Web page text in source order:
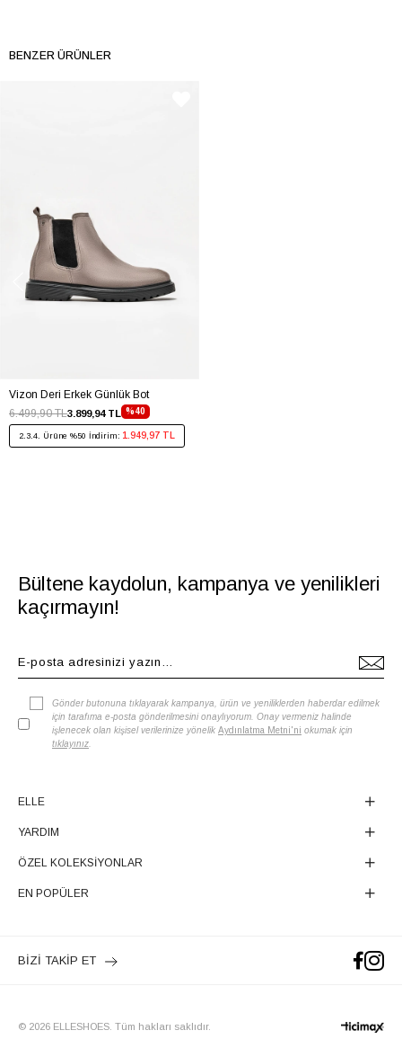
BENZER ÜRÜNLER
Vizon Deri Erkek Günlük Bot
%40
3.899,94 TL
6.499,90 TL
2.3.4. Ürüne %50 İndirim: 1.949,97 TL
Bültene kaydolun, kampanya ve yenilikleri
kaçırmayın!
Gönder butonuna tıklayarak kampanya, ürün ve yeniliklerden haberdar edilmek
için tarafıma e-posta gönderilmesini onaylıyorum. Onay vermeniz halinde
işlenecek olan kişisel verilerinize yönelik Aydınlatma Metni'ni okumak için
tıklayınız
ELLE
YARDIM
ÖZEL KOLEKSİYONLAR
EN POPÜLER
BİZİ TAKİP ET
© 2026 ELLESHOES. Tüm hakları saklıdır.